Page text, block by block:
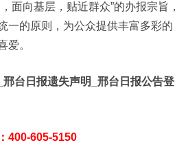
面向基层，贴近群众”的办报宗旨，
一的原则，为公众提供丰富多彩的
爱。
台日报遗失声明_邢台日报公告登
400-605-5150